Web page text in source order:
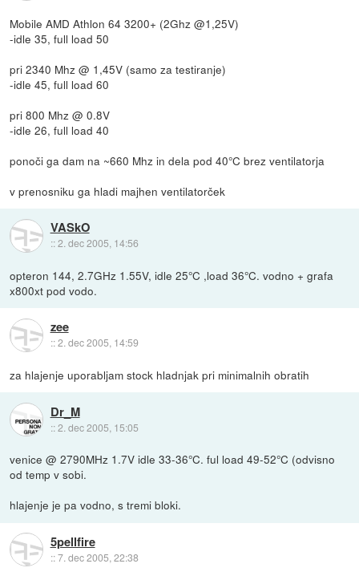
Mobile AMD Athlon 64 3200+ (2Ghz @1,25V)
-idle 35, full load 50
pri 2340 Mhz @ 1,45V (samo za testiranje)
-idle 45, full load 60
pri 800 Mhz @ 0.8V
-idle 26, full load 40
ponoči ga dam na ~660 Mhz in dela pod 40°C brez ventilatorja
v prenosniku ga hladi majhen ventilatorček
VASkO
::2. dec 2005, 14:56
opteron 144, 2.7GHz 1.55V, idle 25°C ,load 36°C. vodno + grafa
x800xt pod vodo.
zee
::2. dec 2005, 14:59
za hlajenje uporabljam stock hladnjak pri minimalnih obratih
Dr_M
::2. dec 2005, 15:05
venice @ 2790MHz 1.7V idle 33-36°C. ful load 49-52°C (odvisno
od temp v sobi.
hlajenje je pa vodno, s tremi bloki.
5pellfire
::7. dec 2005, 22:38